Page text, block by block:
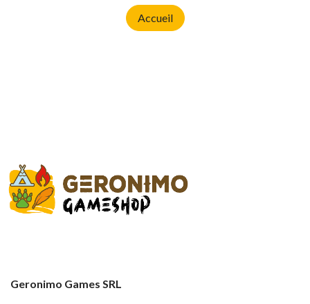
Accueil
Geronimo Games SRL